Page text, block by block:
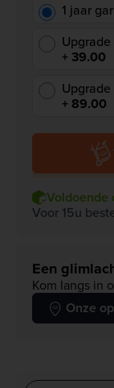
1 jaar
+ 39.00
+ 89.00
Voldoende
Voor 15u
Een
Kom langs in
Onze